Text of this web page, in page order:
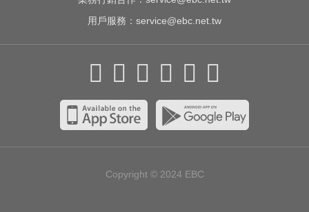
用戶服務： service@ebc.net.tw
Copyright © 2024 EBC